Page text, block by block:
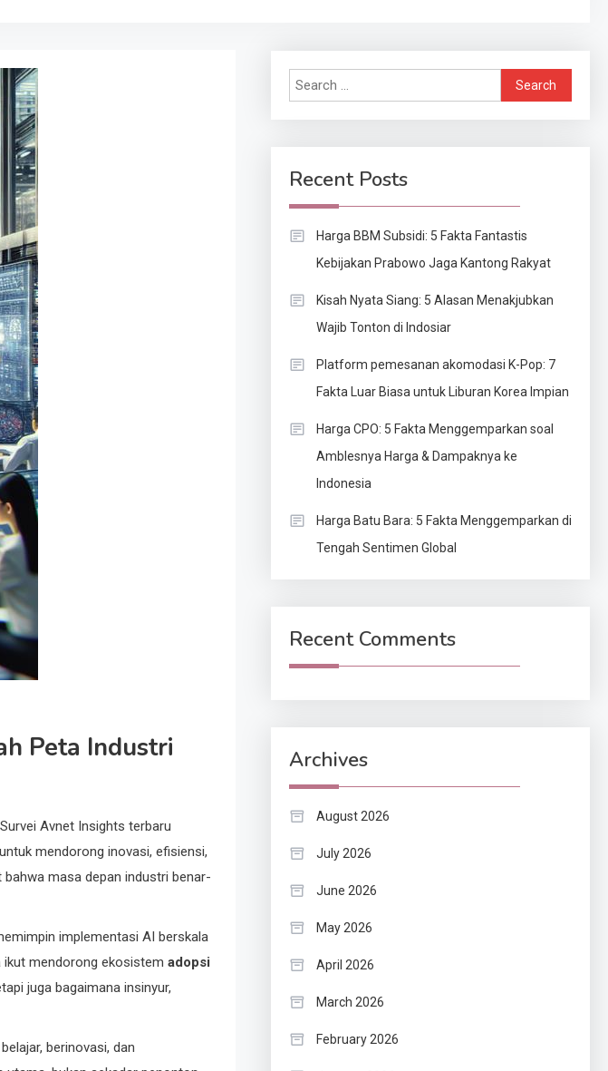
Peta Industri
Avnet Insights terbaru
mendorong inovasi, efisiensi,
masa depan industri benar-
implementasi AI berskala
ikut mendorong ekosistem adopsi
juga bagaimana insinyur,
berinovasi, dan
Search
for:
Recent Posts
Harga BBM Subsidi: 5 Fakta Fantastis
Kebijakan Prabowo Jaga Kantong Rakyat
Kisah Nyata Siang: 5 Alasan Menakjubkan
Wajib Tonton di Indosiar
Platform pemesanan akomodasi K-Pop: 7
Fakta Luar Biasa untuk Liburan Korea Impian
Harga CPO: 5 Fakta Menggemparkan soal
Amblesnya Harga & Dampaknya ke
Indonesia
Harga Batu Bara: 5 Fakta Menggemparkan di
Tengah Sentimen Global
Recent Comments
Archives
August 2026
July 2026
June 2026
May 2026
April 2026
March 2026
February 2026